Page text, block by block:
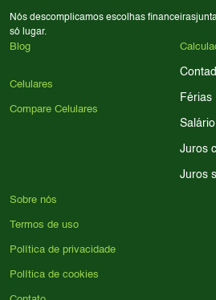
Nós descomplicamos escolhas financeiras
só lugar.
Blog
Celulares
Compare Celulares
Férias
Juros
Juros
Sobre nós
Termos de uso
Política de privacidade
Política de cookies